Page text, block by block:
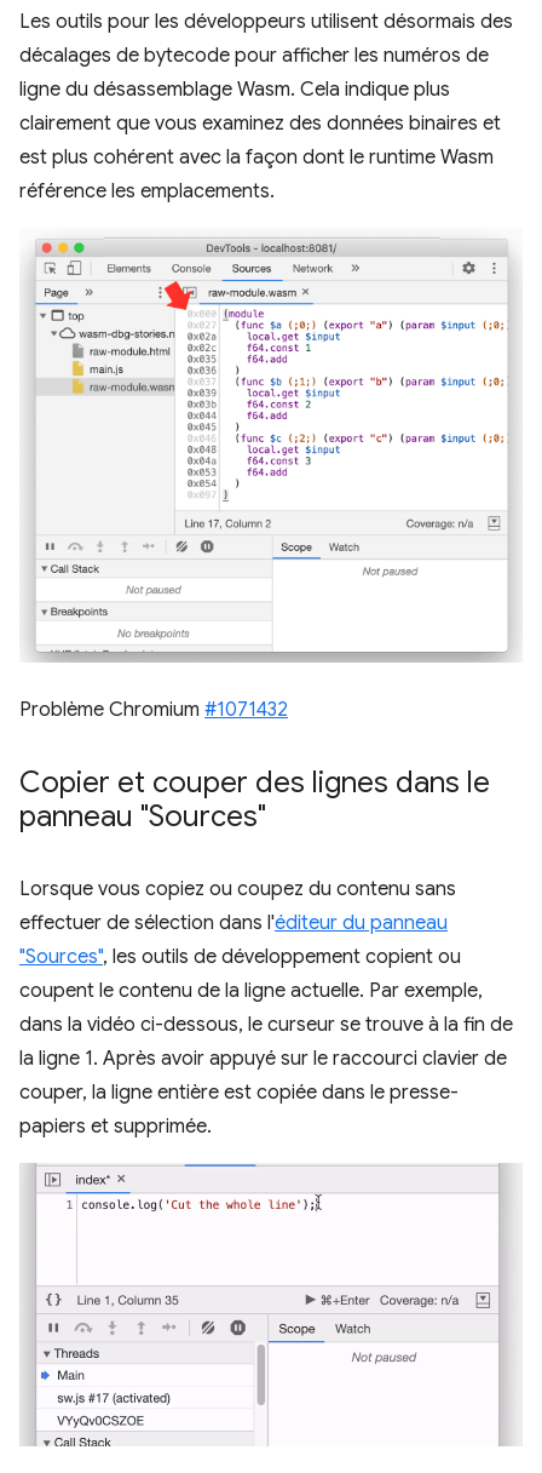
Les outils pour les développeurs utilisent désormais des
décalages de bytecode pour afficher les numéros de
ligne du désassemblage Wasm. Cela indique plus
clairement que vous examinez des données binaires et
est plus cohérent avec la façon dont le runtime Wasm
référence les emplacements.
Problème Chromium #1071432
Copier et couper des lignes dans le
panneau "Sources"
Lorsque vous copiez ou coupez du contenu sans
effectuer de sélection dans l'éditeur du panneau
"Sources", les outils de développement copient ou
coupent le contenu de la ligne actuelle. Par exemple,
dans la vidéo ci-dessous, le curseur se trouve à la fin de
la ligne 1. Après avoir appuyé sur le raccourci clavier de
couper, la ligne entière est copiée dans le presse-
papiers et supprimée.